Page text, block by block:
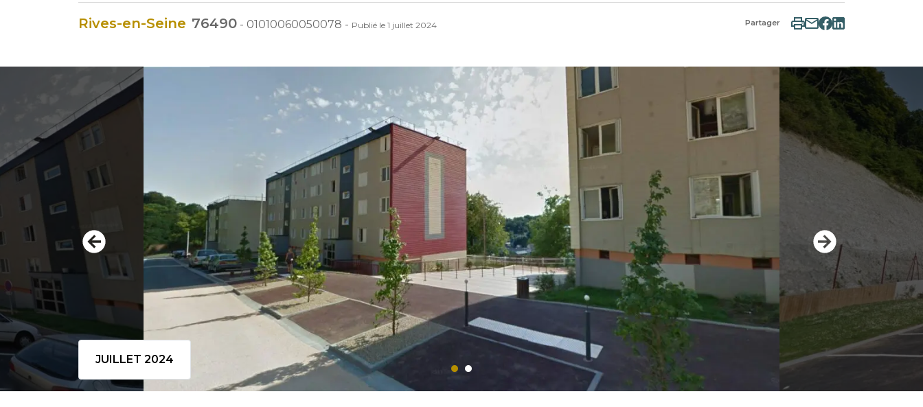
Rives-en-Seine 76490 - 01010060050078 - Publié le 1 juillet 2024 Partager
JUILLET 2024